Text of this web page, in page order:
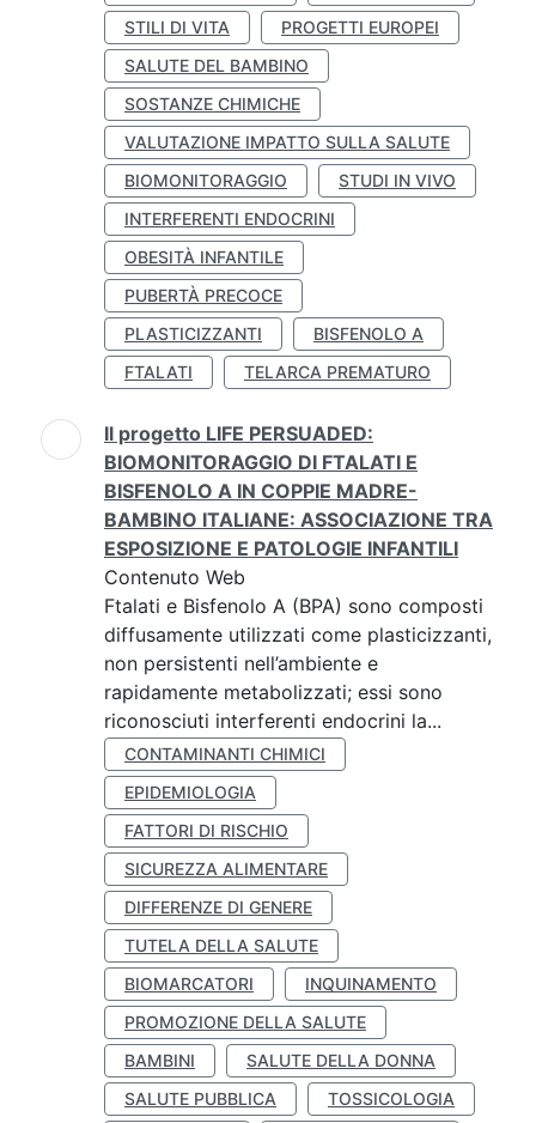
STILI DI VITA
PROGETTI EUROPEI
SALUTE DEL BAMBINO
SOSTANZE CHIMICHE
VALUTAZIONE IMPATTO SULLA SALUTE
BIOMONITORAGGIO
STUDI IN VIVO
INTERFERENTI ENDOCRINI
OBESITÀ INFANTILE
PUBERTÀ PRECOCE
PLASTICIZZANTI
BISFENOLO A
FTALATI
TELARCA PREMATURO
Il progetto LIFE PERSUADED:
BIOMONITORAGGIO DI FTALATI E
BISFENOLO A IN COPPIE MADRE-
BAMBINO ITALIANE: ASSOCIAZIONE TRA
ESPOSIZIONE E PATOLOGIE INFANTILI
Contenuto Web
Ftalati e Bisfenolo A (BPA) sono composti
diffusamente utilizzati come plasticizzanti,
non persistenti nell’ambiente e
rapidamente metabolizzati; essi sono
riconosciuti interferenti endocrini la...
CONTAMINANTI CHIMICI
EPIDEMIOLOGIA
FATTORI DI RISCHIO
SICUREZZA ALIMENTARE
DIFFERENZE DI GENERE
TUTELA DELLA SALUTE
BIOMARCATORI
INQUINAMENTO
PROMOZIONE DELLA SALUTE
BAMBINI
SALUTE DELLA DONNA
SALUTE PUBBLICA
TOSSICOLOGIA